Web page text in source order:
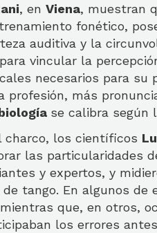
, en Viena, muestran
fonético,
auditiva y la
vincular la
necesarios para su
profesión, más
se calibra según
charco, los científicos
las particularidades
y expertos, y
tango. En algunos
que, en otros,
los errores